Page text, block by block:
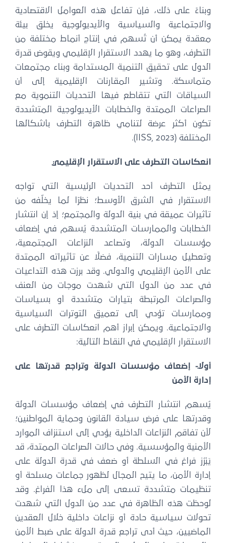
وبناءً على ذلك، فإن تفاعل هذه العوامل الاقتصادية
والاجتماعية والسياسية والأيديولوجية يخلق بيئة
معقدة يمكن أن تُسهم في إنتاج أنماط مختلفة من
التطرف، وهو ما يهدد الاستقرار الإقليمي ويقوض قدرة
الدول على تحقيق التنمية المستدامة وبناء مجتمعات
متماسكة. وتشير المقارنات الإقليمية إلى أن
السياقات التي تتقاطع فيها التحديات التنموية مع
الصراعات الممتدة والخطابات الأيديولوجية المتشددة
تكون أكثر عرضة لتنامي ظاهرة التطرف بأشكالها
المختلفة (IISS, 2023).
انعكاسات التطرف على الاستقرار الإقليمي
يمثل التطرف أحد التحديات الرئيسية التي تواجه
الاستقرار في الشرق الأوسط؛ نظرًا لما يخلّفه من
تأثيرات عميقة في بنية الدولة والمجتمع؛ إذ إن انتشار
الخطابات والممارسات المتشددة يُسهم في إضعاف
مؤسسات الدولة، وتصاعد النزاعات المجتمعية،
وتعطيل مسارات التنمية، فضلًا عن تأثيراته الممتدة
على الأمن الإقليمي والدولي. وقد برزت هذه التداعيات
في عدد من الدول التي شهدت موجات من العنف
والصراعات المرتبطة بتيارات متشددة أو بسياسات
وممارسات تؤدي إلى تعميق التوترات السياسية
والاجتماعية. ويمكن إبراز أهم انعكاسات التطرف على
الاستقرار الإقليمي في النقاط التالية:
أولًا- إضعاف مؤسسات الدولة وتراجع قدرتها على
إدارة الأمن
يُسهم انتشار التطرف في إضعاف مؤسسات الدولة
وقدرتها على فرض سيادة القانون وحماية المواطنين؛
لأن تفاقم النزاعات الداخلية يؤدي إلى استنزاف الموارد
الأمنية والمؤسسية. وفي حالات الصراعات الممتدة، قد
يَبْرُز فراغ في السلطة أو ضعف في قدرة الدولة على
إدارة الأمن، ما يتيح المجال لظهور جماعات مسلحة أو
تنظيمات متشددة تسعى إلى ملء هذا الفراغ. وقد
لوحظت هذه الظاهرة في عدد من الدول التي شهدت
تحولات سياسية حادة أو نزاعات داخلية خلال العقدين
الماضيين، حيث أدى تراجع قدرة الدولة على ضبط الأمن